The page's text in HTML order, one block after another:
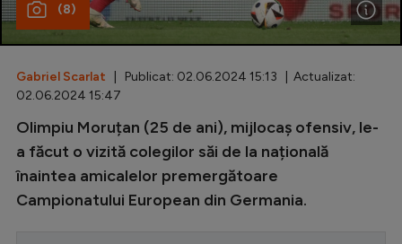
Diverse
Inedit
Clasamente
Champions League
Europa League
(8)
Gabriel Scarlat | Publicat: 02.06.2024 15:13 | Actualizat:
02.06.2024 15:47
Olimpiu Moruțan (25 de ani), mijlocaș ofensiv, le-
a făcut o vizită colegilor săi de la națională
înaintea amicalelor premergătoare
Campionatului European din Germania.